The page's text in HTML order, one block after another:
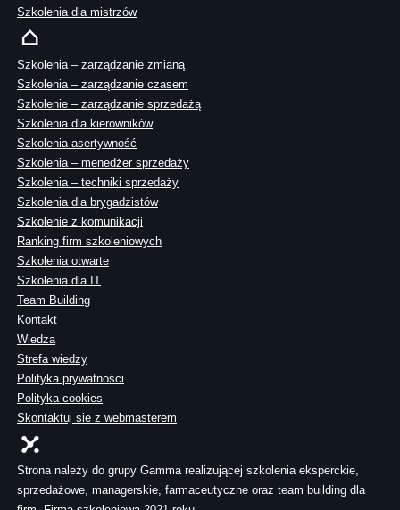
Szkolenia dla mistrzów
Szkolenia – zarządzanie zmianą
Szkolenia – zarządzanie czasem
Szkolenie – zarządzanie sprzedażą
Szkolenia dla kierowników
Szkolenia asertywność
Szkolenia – menedżer sprzedaży
Szkolenia – techniki sprzedaży
Szkolenia dla brygadzistów
Szkolenie z komunikacji
Ranking firm szkoleniowych
Szkolenia otwarte
Szkolenia dla IT
Team Building
Kontakt
Wiedza
Strefa wiedzy
Polityka prywatności
Polityka cookies
Skontaktuj sie z webmasterem
Strona należy do grupy Gamma realizującej szkolenia eksperckie,
sprzedażowe, managerskie, farmaceutyczne oraz team building dla